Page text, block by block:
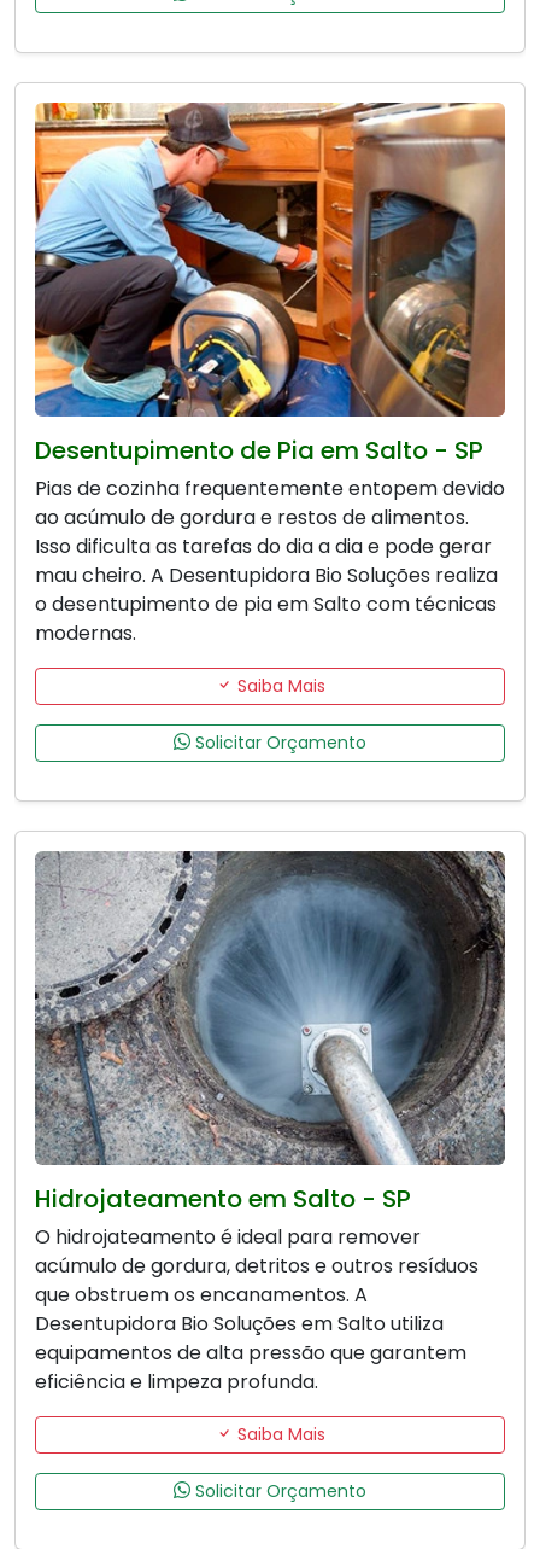
Desentupimento de Pia em Salto - SP
Pias de cozinha frequentemente entopem devido
ao acúmulo de gordura e restos de alimentos.
Isso dificulta as tarefas do dia a dia e pode gerar
mau cheiro. A Desentupidora Bio Soluções realiza
o desentupimento de pia em Salto com técnicas
modernas.
Saiba Mais
Solicitar Orçamento
Hidrojateamento em Salto - SP
O hidrojateamento é ideal para remover
acúmulo de gordura, detritos e outros resíduos
que obstruem os encanamentos. A
Desentupidora Bio Soluções em Salto utiliza
equipamentos de alta pressão que garantem
eficiência e limpeza profunda.
Saiba Mais
Solicitar Orçamento